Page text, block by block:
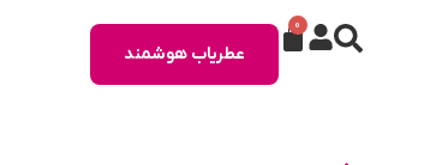
0
عطریاب هوشمند